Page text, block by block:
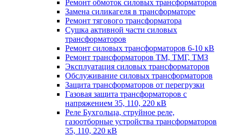
Ремонт обмоток силовых трансформаторов
Замена силикагеля в трансформаторе
Ремонт тягового трансформатора
Сушка активной части силовых
трансформаторов
Ремонт силовых трансформаторов 6-10 кВ
Ремонт трансформаторов ТМ, ТМГ, ТМЗ
Эксплуатация силовых трансформаторов
Обслуживание силовых трансформаторов
Защита трансформаторов от перегрузки
Газовая защита трансформаторов с
напряжением 35, 110, 220 кВ
Реле Бухгольца, струйное реле,
газоотборные устройства трансформаторов
35, 110, 220 кВ